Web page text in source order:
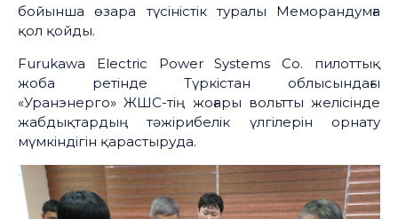
бойынша өзара түсіністік туралы Меморандумға
қол қойды.
Furukawa Electric Power Systems Co. пилоттық
жоба ретінде Түркістан облысындағы
«Уранэнерго» ЖШС-тің жоғары вольтты желісінде
жабдықтардың тәжірибелік үлгілерін орнату
мүмкіндігін қарастыруда.